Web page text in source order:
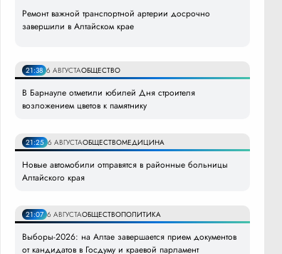
Ремонт важной транспортной артерии досрочно
завершили в Алтайском крае
21:38 6 АВГУСТАОБЩЕСТВО
В Барнауле отметили юбилей Дня строителя
возложением цветов к памятнику
21:25 6 АВГУСТАОБЩЕСТВОМЕДИЦИНА
Новые автомобили отправятся в районные больницы
Алтайского края
21:07 6 АВГУСТАОБЩЕСТВОПОЛИТИКА
Выборы-2026: на Алтае завершается прием документов
от кандидатов в Госдуму и краевой парламент